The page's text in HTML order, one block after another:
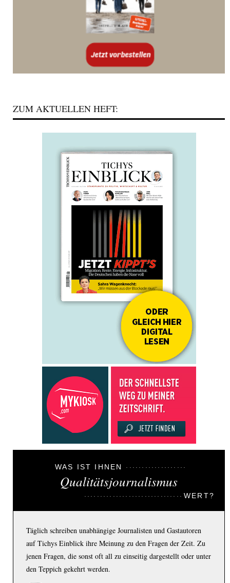
ZUM AKTUELLEN HEFT:
WAS IST IHNEN
Qualitätsjournalismus
WERT?
Täglich schreiben unabhängige Journalisten und Gastautoren
auf Tichys Einblick ihre Meinung zu den Fragen der Zeit. Zu
jenen Fragen, die sonst oft all zu einseitig dargestellt oder unter
den Teppich gekehrt werden.